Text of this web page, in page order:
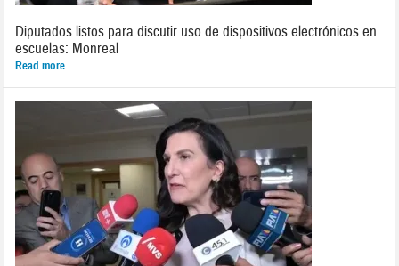
Diputados listos para discutir uso de dispositivos electrónicos en
escuelas: Monreal
Read more...